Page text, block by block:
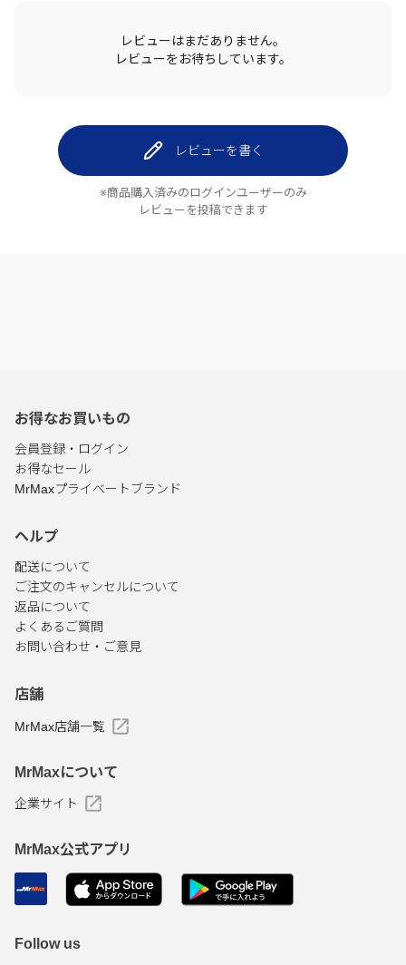
レビューはまだありません。
レビューをお待ちしています。
レビューを書く
※商品購入済みのログインユーザーのみ
レビューを投稿できます
お得なお買いもの
会員登録・ログイン
お得なセール
MrMaxプライベートブランド
ヘルプ
配送について
ご注文のキャンセルについて
返品について
よくあるご質問
お問い合わせ・ご意見
店舗
MrMax店舗一覧
MrMaxについて
企業サイト
MrMax公式アプリ
Follow us